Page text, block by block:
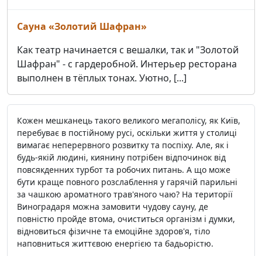
Кожен мешканець такого великого мегаполісу, як Київ,
перебуває в постійному русі, оскільки життя у столиці
вимагає неперервного розвитку та поспіху. Але, як і
будь-якій людині, киянину потрібен відпочинок від
повсякденних турбот та робочих питань. А що може
бути краще повного розслаблення у гарячій парильні
за чашкою ароматного трав'яного чаю? На території
Виноградаря можна замовити чудову сауну, де
повністю пройде втома, очиститься організм і думки,
відновиться фізичне та емоційне здоров'я, тіло
наповниться життєвою енергією та бадьорістю.
Сауна «Золотий Шафран»
Как театр начинается с вешалки, так и "Золотой
Шафран" - с гардеробной. Интерьер ресторана
выполнен в тёплых тонах. Уютно, [...]